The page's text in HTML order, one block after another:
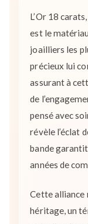
L’Or 18
est le
joailliers les
précieux lui
assurant à
de
pensé avec
révèle l’éclat
bande
années de
Cette alliance
héritage, un